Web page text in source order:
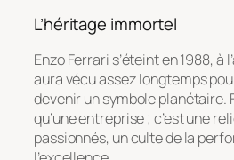
L’héritage immortel
Enzo Ferrari s’éteint en 1988, à
aura vécu assez longtemps
devenir un symbole planétaire.
qu’une entreprise ; c’est une
passionnés, un culte de la